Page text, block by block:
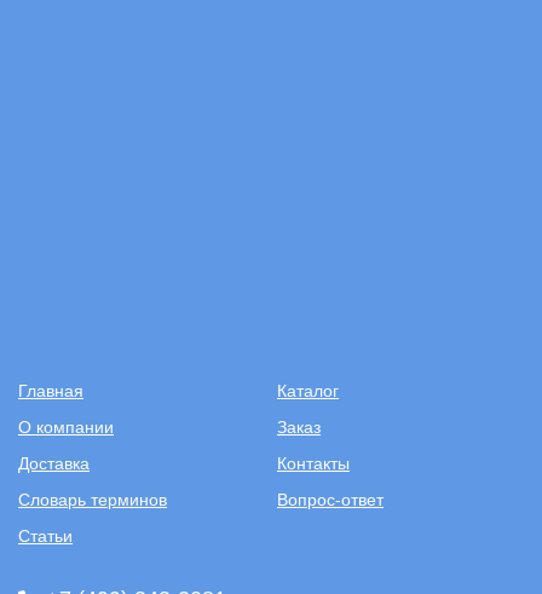
Главная
Каталог
О компании
Заказ
Доставка
Контакты
Словарь терминов
Вопрос-ответ
Статьи